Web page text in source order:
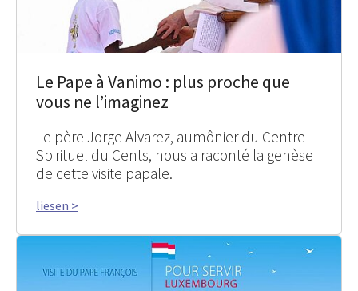
Le Pape à Vanimo : plus proche que
vous ne l’imaginez
Le père Jorge Alvarez, aumônier du Centre
Spirituel du Cents, nous a raconté la genèse
de cette visite papale.
liesen >